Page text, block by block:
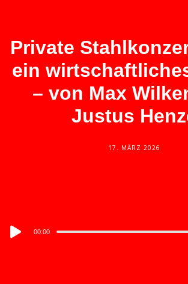
Private
ein
– von Max
Justus
17. MÄRZ 2026
Audio
00:00